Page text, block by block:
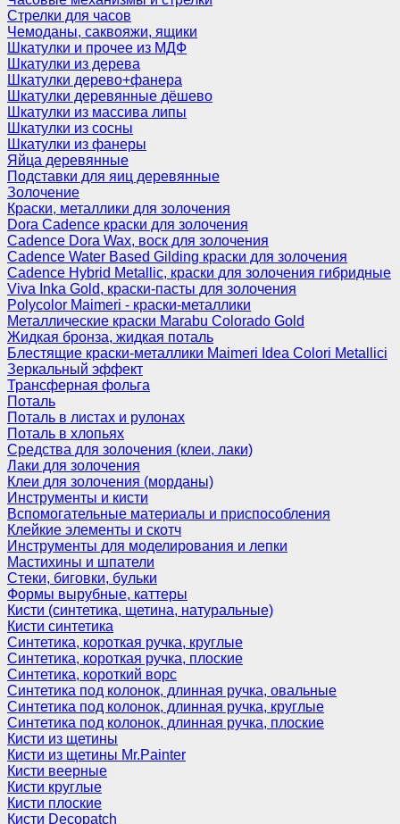
Стрелки для часов
Чемоданы, саквояжи, ящики
Шкатулки и прочее из МДФ
Шкатулки из дерева
Шкатулки дерево+фанера
Шкатулки деревянные дёшево
Шкатулки из массива липы
Шкатулки из сосны
Шкатулки из фанеры
Яйца деревянные
Подставки для яиц деревянные
Золочение
Краски, металлики для золочения
Dora Cadence краски для золочения
Cadence Dora Wax, воск для золочения
Cadence Water Based Gilding краски для золочения
Cadence Hybrid Metallic, краски для золочения гибридные
Viva Inka Gold, краски-пасты для золочения
Polycolor Maimeri - краски-металлики
Металлические краски Marabu Colorado Gold
Жидкая бронза, жидкая поталь
Блестящие краски-металлики Maimeri Idea Colori Metallici
Зеркальный эффект
Трансферная фольга
Поталь
Поталь в листах и рулонах
Поталь в хлопьях
Средства для золочения (клеи, лаки)
Лаки для золочения
Клеи для золочения (морданы)
Инструменты и кисти
Вспомогательные материалы и приспособления
Клейкие элементы и скотч
Инструменты для моделирования и лепки
Мастихины и шпатели
Стеки, биговки, бульки
Формы вырубные, каттеры
Кисти (синтетика, щетина, натуральные)
Кисти синтетика
Синтетика, короткая ручка, круглые
Синтетика, короткая ручка, плоские
Синтетика, короткий ворс
Синтетика под колонок, длинная ручка, овальные
Синтетика под колонок, длинная ручка, круглые
Синтетика под колонок, длинная ручка, плоские
Кисти из щетины
Кисти из щетины Mr.Painter
Кисти веерные
Кисти круглые
Кисти плоские
Кисти Decopatch